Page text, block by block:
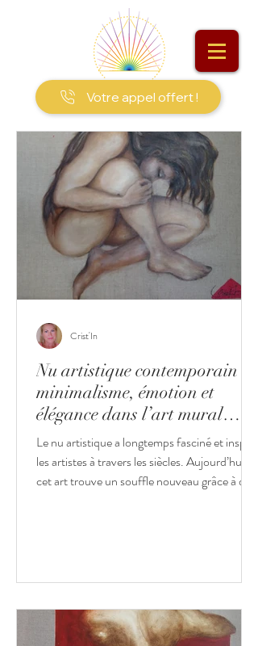
Votre appel offert !
Nu artistique contemporain :
minimalisme, émotion et
élégance dans l’art mural
français
Le nu artistique a longtemps fasciné et inspiré
les artistes à travers les siècles. Aujourd’hui,
cet art trouve un souffle nouveau grâce à des
sculptures délicates ou photographies
recherche d’esthétique, de minimalisme, de
lumière et d’émotion. Avec l'avènement de
Crist'In